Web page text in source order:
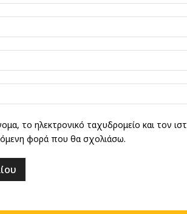
το ηλεκτρονικό ταχυδρομείο και τον
φορά που θα σχολιάσω.